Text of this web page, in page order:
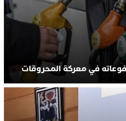
في معركة المحروقات